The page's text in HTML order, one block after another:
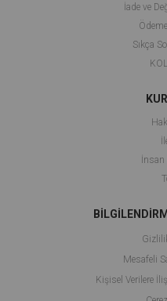
İade ve
Sıkça
İnsan
Mesafeli
Kişisel Verilere